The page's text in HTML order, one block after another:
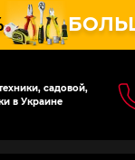
садовой,
в Украине